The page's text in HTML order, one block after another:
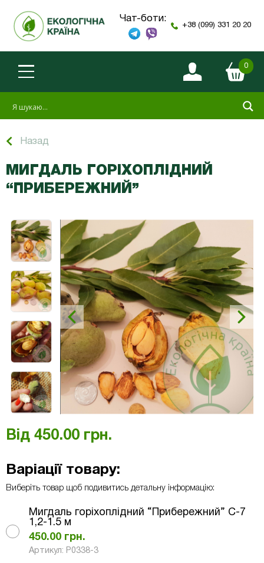
Чат-боти:
+38 (099) 331 20 20
0
Назад
МИГДАЛЬ ГОРІХОПЛІДНИЙ
“ПРИБЕРЕЖНИЙ”
Від 450.00 грн.
Варіації товару:
Виберіть товар щоб подивитись детальну інформацію:
Мигдаль горіхоплідний “Прибережний” С-7
1,2-1.5 м
450.00 грн.
Артикул: Р0338-3